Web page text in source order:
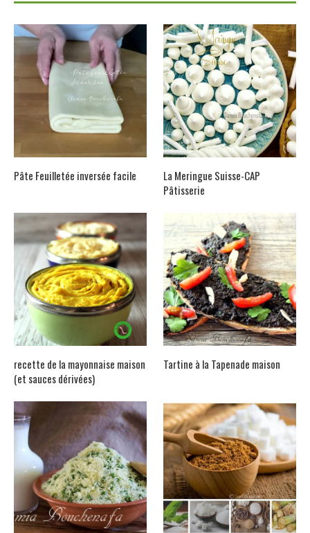
Pâte Feuilletée inversée facile
La Meringue Suisse-CAP
Pâtisserie
recette de la mayonnaise maison
(et sauces dérivées)
Tartine à la Tapenade maison